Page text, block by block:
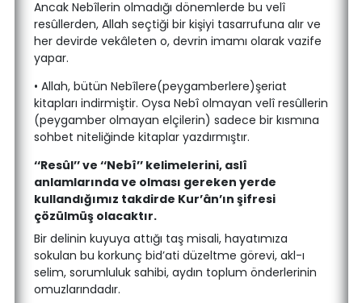
Ancak Nebîlerin olmadığı dönemlerde bu velî
resûllerden, Allah seçtiği bir kişiyi tasarrufuna alır ve
her devirde vekâleten o, devrin imamı olarak vazife
yapar.
• Allah, bütün Nebîlere(peygamberlere)şeriat
kitapları indirmiştir. Oysa Nebî olmayan velî resûllerin
(peygamber olmayan elçilerin) sadece bir kısmına
sohbet niteliğinde kitaplar yazdırmıştır.
‘‘Resûl’’ ve ‘‘Nebî’’ kelimelerini, aslî
anlamlarında ve olması gereken yerde
kullandığımız takdirde Kur’ân’ın şifresi
çözülmüş olacaktır.
Bir delinin kuyuya attığı taş misali, hayatımıza
sokulan bu korkunç bid’ati düzeltme görevi, akl-ı
selim, sorumluluk sahibi, aydın toplum önderlerinin
omuzlarındadır.